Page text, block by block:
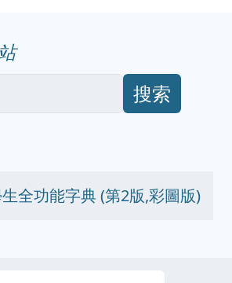
搜索
全功能字典 (第2版,彩圖版)